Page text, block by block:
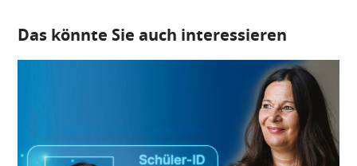
Das könnte Sie auch interessieren